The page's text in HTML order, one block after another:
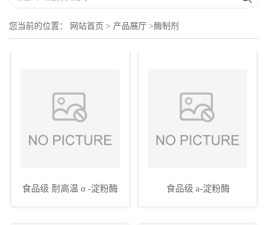
您当前的位置： 网站首页 > 产品展厅 >酶制剂
食品级 耐高温 α -淀粉酶 食品级 a-淀粉酶